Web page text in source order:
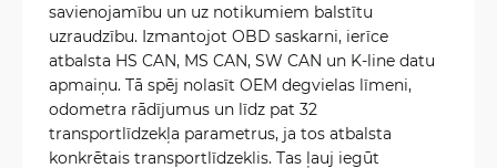
savienojamību un uz notikumiem balstītu
uzraudzību. Izmantojot OBD saskarni, ierīce
atbalsta HS CAN, MS CAN, SW CAN un K-line datu
apmaiņu. Tā spēj nolasīt OEM degvielas līmeni,
odometra rādījumus un līdz pat 32
transportlīdzekļa parametrus, ja tos atbalsta
konkrētais transportlīdzeklis. Tas ļauj iegūt